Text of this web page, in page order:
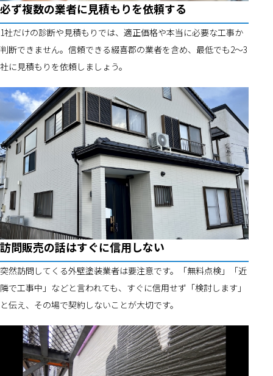
必ず複数の業者に見積もりを依頼する
1社だけの診断や見積もりでは、適正価格や本当に必要な工事か
判断できません。信頼できる綴喜郡の業者を含め、最低でも2～3
社に見積もりを依頼しましょう。
訪問販売の話はすぐに信用しない
突然訪問してくる外壁塗装業者は要注意です。「無料点検」「近
隣で工事中」などと言われても、すぐに信用せず「検討します」
と伝え、その場で契約しないことが大切です。